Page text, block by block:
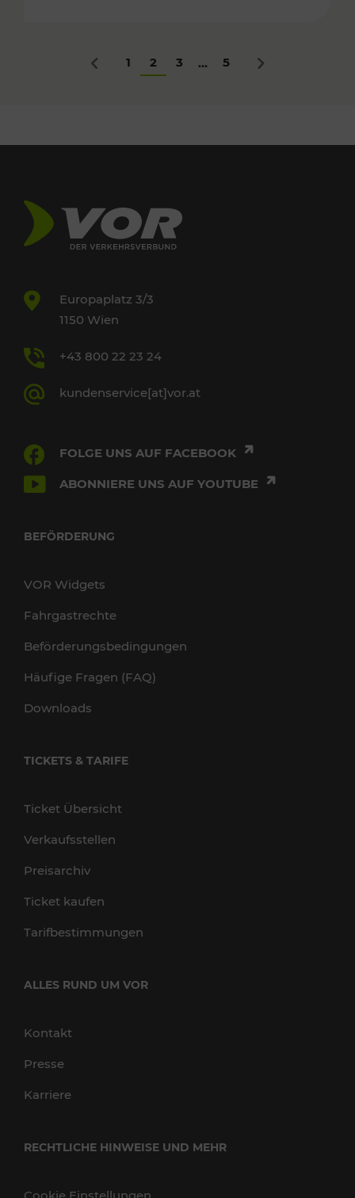
Zurück
1 2 3 ... 5 Nächstes
Europaplatz 3/3
1150 Wien
+43 800 22 23 24
kundenservice[at]vor.at
FOLGE UNS AUF FACEBOOK
ABONNIERE UNS AUF YOUTUBE
BEFÖRDERUNG
VOR Widgets
Fahrgastrechte
Beförderungsbedingungen
Häufige Fragen (FAQ)
Downloads
TICKETS & TARIFE
Ticket Übersicht
Verkaufsstellen
Preisarchiv
Ticket kaufen
Tarifbestimmungen
ALLES RUND UM VOR
Kontakt
Presse
Karriere
RECHTLICHE HINWEISE UND MEHR